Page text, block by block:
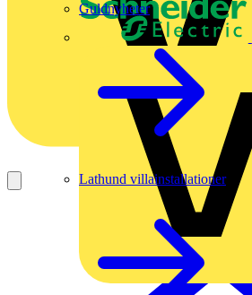
Guldnyheter
Lathund villainstallationer